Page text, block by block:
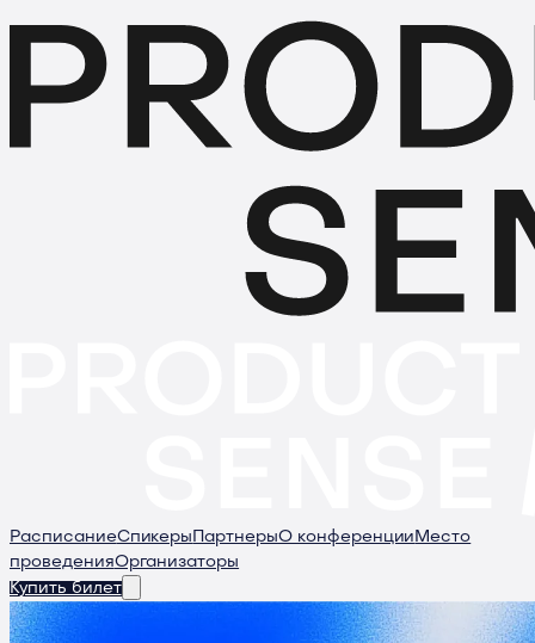
РасписаниеСпикеры ПартнерыО конференции Место
проведенияОрганизаторы
Купить билет